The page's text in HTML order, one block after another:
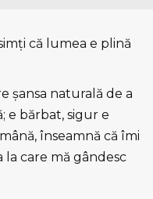
că lumea e plină
şansa naturală de a
e bărbat, sigur e
înseamnă că îmi
la care mă gândesc